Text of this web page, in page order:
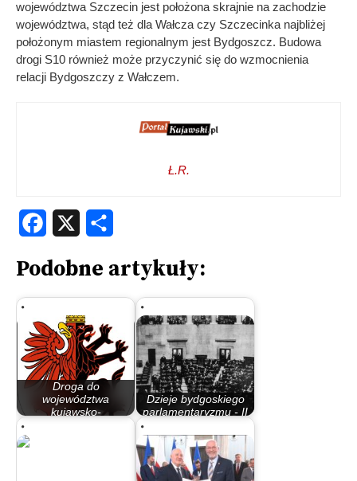
województwa Szczecin jest położona skrajnie na zachodzie
województwa, stąd też dla Wałcza czy Szczecinka najbliżej
położonym miastem regionalnym jest Bydgoszcz. Budowa
drogi S10 również może przyczynić się do wzmocnienia
relacji Bydgoszczy z Wałczem.
Ł.R.
Facebook
Podobne artykuły:
Droga do
województwa
kujawsko-
Dzieje bydgoskiego
parlamentaryzmu - II